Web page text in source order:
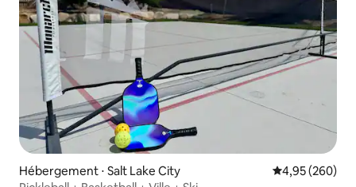
Hébergement ⋅ Salt Lake City Évaluation
4,95 (260)